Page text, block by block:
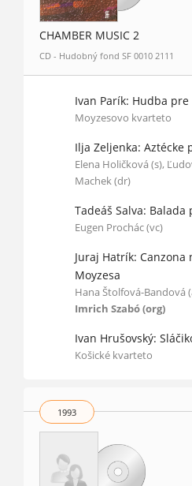
CHAMBER MUSIC 2
CD - Hudobný fond SF 0010 2111
Ivan Parík: Hudba
Moyzesovo kvarteto
Ilja Zeljenka: Aztécke
Elena Holičková (s),
Machek (dr)
Tadeáš Salva:
Eugen Prochác (vc)
Juraj Hatrík:
Moyzesa
Hana Štolfová-Bandová
Imrich Szabó (org)
Ivan Hrušovský:
Košické kvarteto
1993